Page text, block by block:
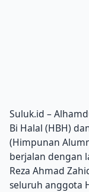
Suluk.id –
Bi Halal (HBH)
(Himpunan
berjalan dengan
Reza Ahmad
seluruh anggota